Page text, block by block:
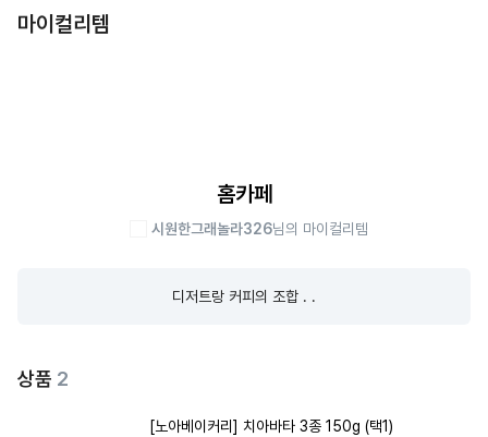
마이컬리템
홈카페
시원한그래놀라326님의 마이컬리템
디저트랑 커피의 조합 . .
상품 2
[노아베이커리] 치아바타 3종 150g (택1)